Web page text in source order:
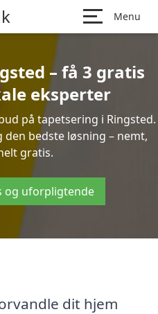
Menu
– få 3 gratis
eksperter
på tapetsering i Ringsted.
bedste løsning – nemt,
gratis.
og uforpligtende
dit hjem